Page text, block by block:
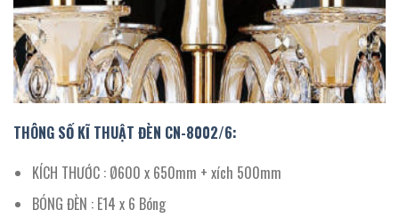
THÔNG SỐ KĨ THUẬT ĐÈN CN-8002/6:
KÍCH THƯỚC : Ø600 x 650mm + xích 500mm
BÓNG ĐÈN : E14 x 6 Bóng